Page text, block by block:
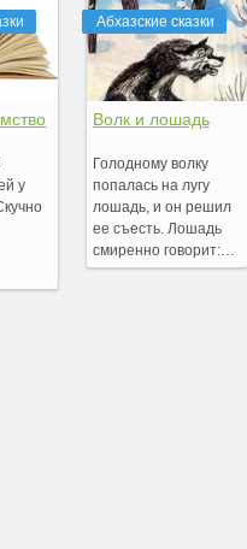
у
Абхазские сказки
Волк и лошадь
Голодному волку
попалась на лугу
лошадь, и он решил
ее съесть. Лошадь
смиренно говорит:…